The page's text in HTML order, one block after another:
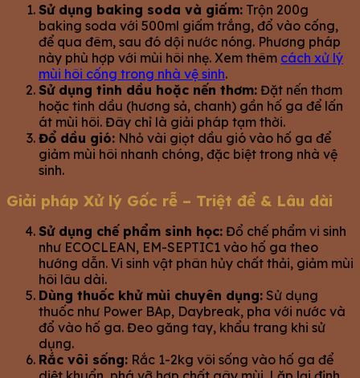
Sử dụng baking soda và giấm: Trộn 200g
baking soda với 500ml giấm trắng, đổ vào cống,
để qua đêm, sau đó dội nước nóng. Phương pháp
này phù hợp với mùi hôi nhẹ. Xem thêm cách xử lý
mùi hôi cống trong nhà vệ sinh.
Sử dụng tinh dầu hoặc nến thơm: Đặt nến thơm
hoặc tinh dầu (hương sả, chanh) gần hố ga để lấn
át mùi hôi. Đây chỉ là giải pháp tạm thời.
Đổ dầu gió: Nhỏ vài giọt dầu gió vào hố ga để
giảm mùi hôi nhanh chóng, đặc biệt trong nhà vệ
sinh.
Giải pháp Xử lý Gốc rễ – Triệt để & Lâu dài
Sử dụng chế phẩm sinh học: Đổ chế phẩm vi sinh
như ECOCLEAN, EM-SEPTIC1 vào hố ga theo
hướng dẫn. Vi sinh vật phân hủy chất thải, giảm mùi
hôi lâu dài.
Dùng thuốc khử mùi chuyên dụng: Sử dụng
thuốc như Power BAp, Daybreak, pha với nước và
đổ vào hố ga. Đeo găng tay, khẩu trang khi sử
dụng.
Rắc vôi sống: Rắc 1-2kg vôi sống vào hố ga để